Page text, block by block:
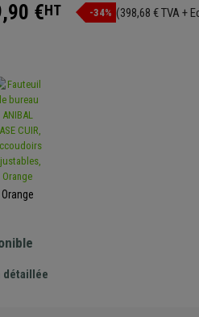
€HT -34% (398,68 € TVA +
Orange
détaillée